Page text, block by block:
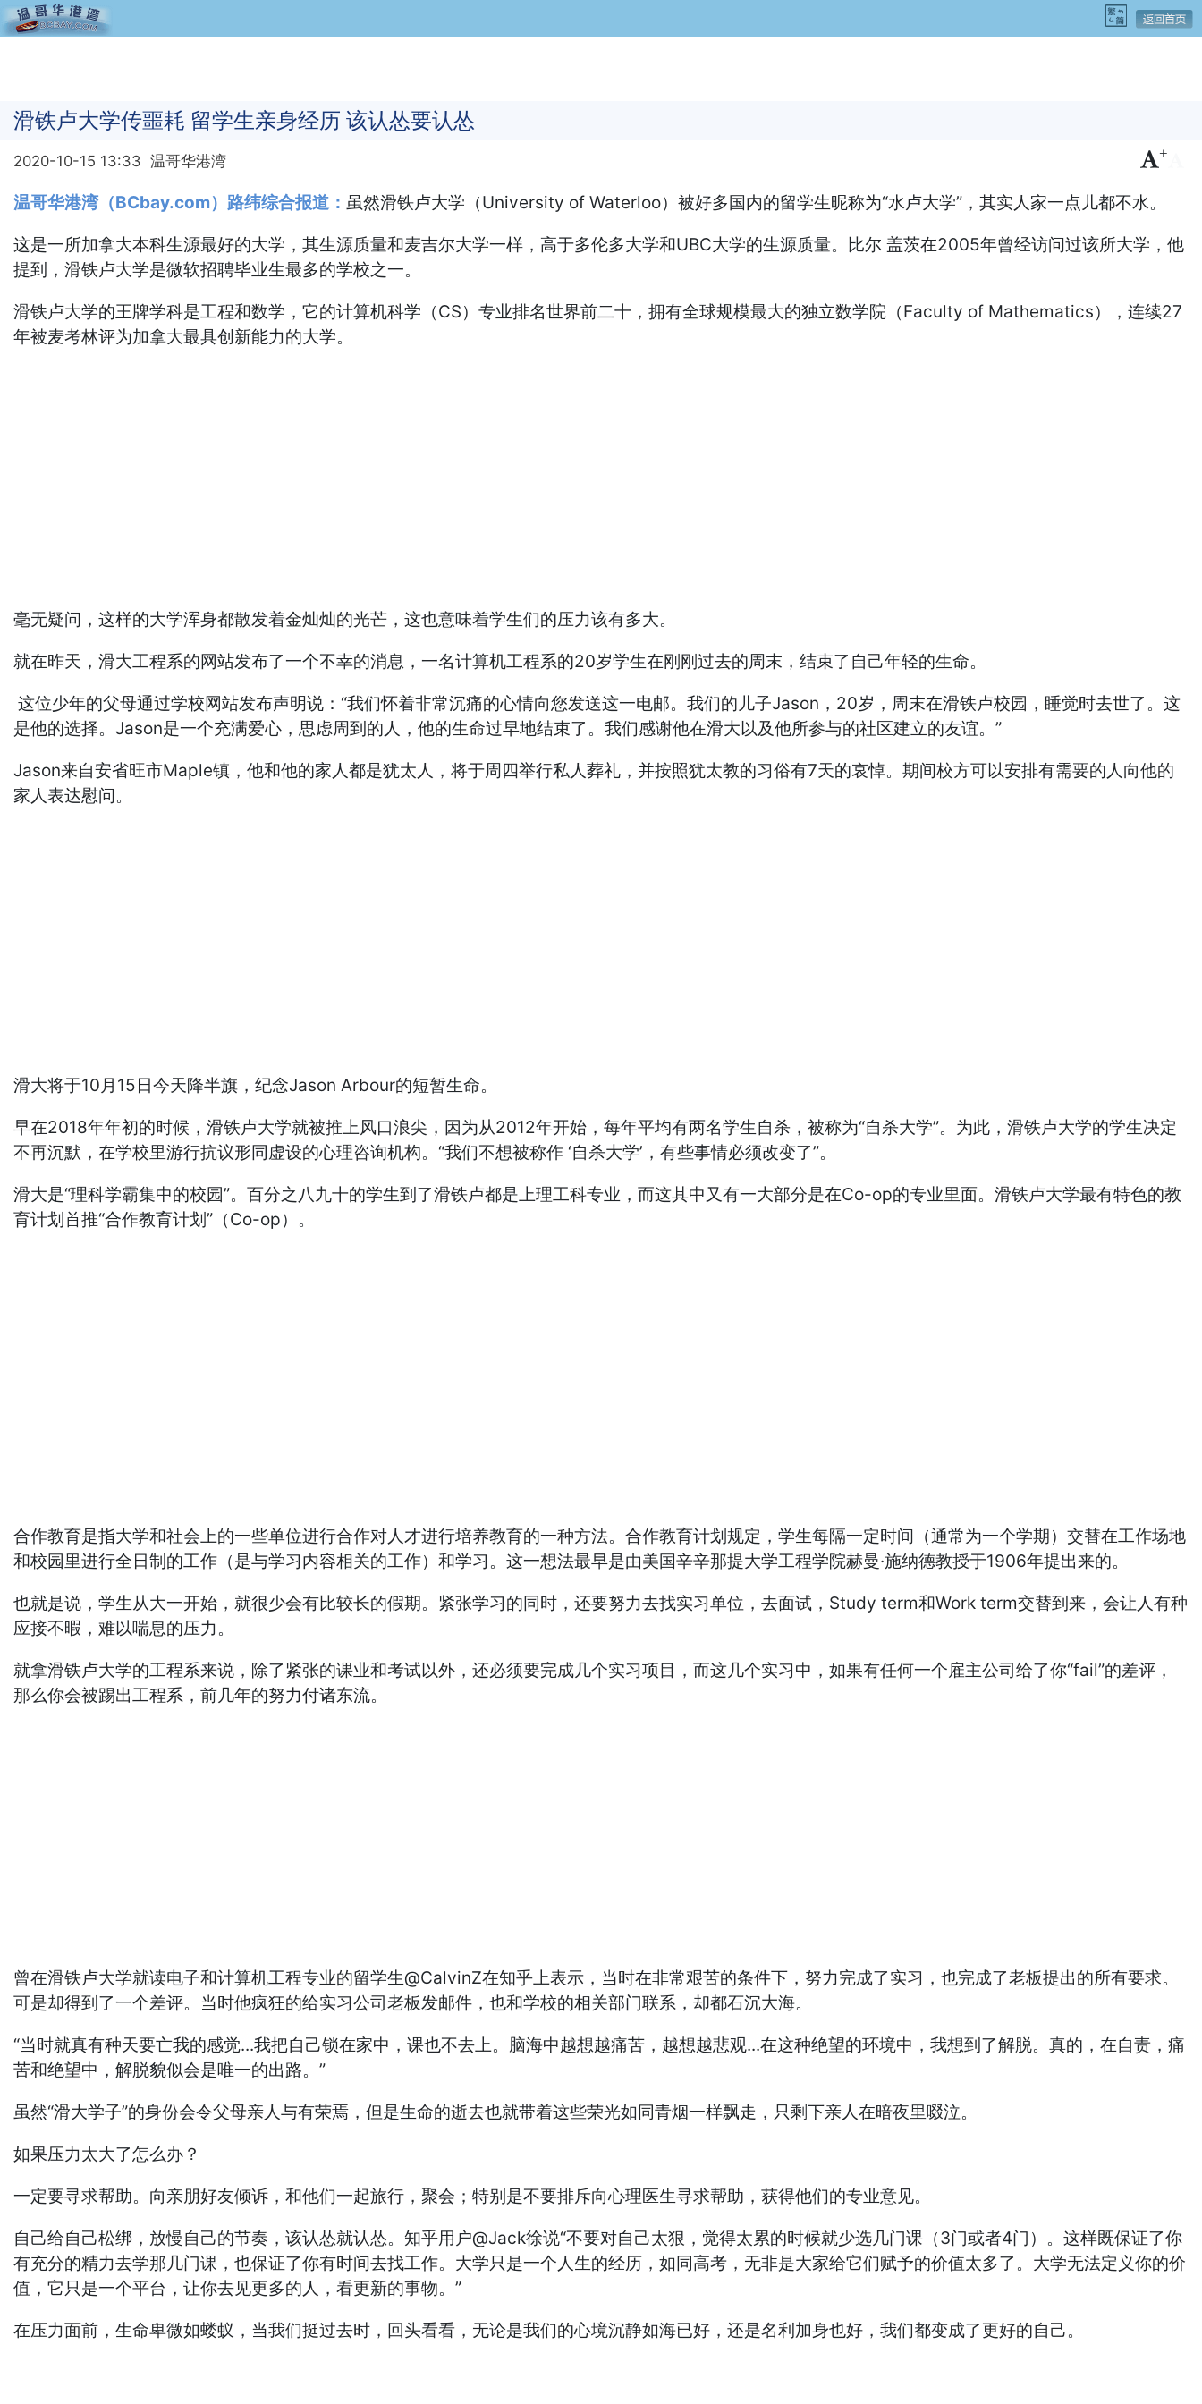
滑铁卢大学传噩耗 留学生亲身经历 该认怂要认怂
2020-10-15 13:33 温哥华港湾 +
温哥华港湾（BCbay.com）路纬综合报道：虽然滑铁卢大学（University of Waterloo）被好多国内的留学生昵称为“水卢大学”，其实人家一点儿都不水。
这是一所加拿大本科生源最好的大学，其生源质量和麦吉尔大学一样，高于多伦多大学和UBC大学的生源质量。比尔 盖茨在2005年曾经访问过该所大学，他
提到，滑铁卢大学是微软招聘毕业生最多的学校之一。
滑铁卢大学的王牌学科是工程和数学，它的计算机科学（CS）专业排名世界前二十，拥有全球规模最大的独立数学院（Faculty of Mathematics），连续27
年被麦考林评为加拿大最具创新能力的大学。
毫无疑问，这样的大学浑身都散发着金灿灿的光芒，这也意味着学生们的压力该有多大。
就在昨天，滑大工程系的网站发布了一个不幸的消息，一名计算机工程系的20岁学生在刚刚过去的周末，结束了自己年轻的生命。
这位少年的父母通过学校网站发布声明说：“我们怀着非常沉痛的心情向您发送这一电邮。我们的儿子Jason，20岁，周末在滑铁卢校园，睡觉时去世了。这
是他的选择。Jason是一个充满爱心，思虑周到的人，他的生命过早地结束了。我们感谢他在滑大以及他所参与的社区建立的友谊。”
Jason来自安省旺市Maple镇，他和他的家人都是犹太人，将于周四举行私人葬礼，并按照犹太教的习俗有7天的哀悼。期间校方可以安排有需要的人向他的
家人表达慰问。
滑大将于10月15日今天降半旗，纪念Jason Arbour的短暂生命。
早在2018年年初的时候，滑铁卢大学就被推上风口浪尖，因为从2012年开始，每年平均有两名学生自杀，被称为“自杀大学”。为此，滑铁卢大学的学生决定
不再沉默，在学校里游行抗议形同虚设的心理咨询机构。“我们不想被称作 ‘自杀大学’，有些事情必须改变了”。
滑大是“理科学霸集中的校园”。百分之八九十的学生到了滑铁卢都是上理工科专业，而这其中又有一大部分是在Co-op的专业里面。滑铁卢大学最有特色的教
育计划首推“合作教育计划”（Co-op）。
合作教育是指大学和社会上的一些单位进行合作对人才进行培养教育的一种方法。合作教育计划规定，学生每隔一定时间（通常为一个学期）交替在工作场地
和校园里进行全日制的工作（是与学习内容相关的工作）和学习。这一想法最早是由美国辛辛那提大学工程学院赫曼·施纳德教授于1906年提出来的。
也就是说，学生从大一开始，就很少会有比较长的假期。紧张学习的同时，还要努力去找实习单位，去面试，Study term和Work term交替到来，会让人有种
应接不暇，难以喘息的压力。
就拿滑铁卢大学的工程系来说，除了紧张的课业和考试以外，还必须要完成几个实习项目，而这几个实习中，如果有任何一个雇主公司给了你“fail”的差评，
那么你会被踢出工程系，前几年的努力付诸东流。
曾在滑铁卢大学就读电子和计算机工程专业的留学生@CalvinZ在知乎上表示，当时在非常艰苦的条件下，努力完成了实习，也完成了老板提出的所有要求。
可是却得到了一个差评。当时他疯狂的给实习公司老板发邮件，也和学校的相关部门联系，却都石沉大海。
“当时就真有种天要亡我的感觉...我把自己锁在家中，课也不去上。脑海中越想越痛苦，越想越悲观...在这种绝望的环境中，我想到了解脱。真的，在自责，痛
苦和绝望中，解脱貌似会是唯一的出路。”
虽然“滑大学子”的身份会令父母亲人与有荣焉，但是生命的逝去也就带着这些荣光如同青烟一样飘走，只剩下亲人在暗夜里啜泣。
如果压力太大了怎么办？
一定要寻求帮助。向亲朋好友倾诉，和他们一起旅行，聚会；特别是不要排斥向心理医生寻求帮助，获得他们的专业意见。
自己给自己松绑，放慢自己的节奏，该认怂就认怂。知乎用户@Jack徐说“不要对自己太狠，觉得太累的时候就少选几门课（3门或者4门）。这样既保证了你
有充分的精力去学那几门课，也保证了你有时间去找工作。大学只是一个人生的经历，如同高考，无非是大家给它们赋予的价值太多了。大学无法定义你的价
值，它只是一个平台，让你去见更多的人，看更新的事物。”
在压力面前，生命卑微如蝼蚁，当我们挺过去时，回头看看，无论是我们的心境沉静如海已好，还是名利加身也好，我们都变成了更好的自己。